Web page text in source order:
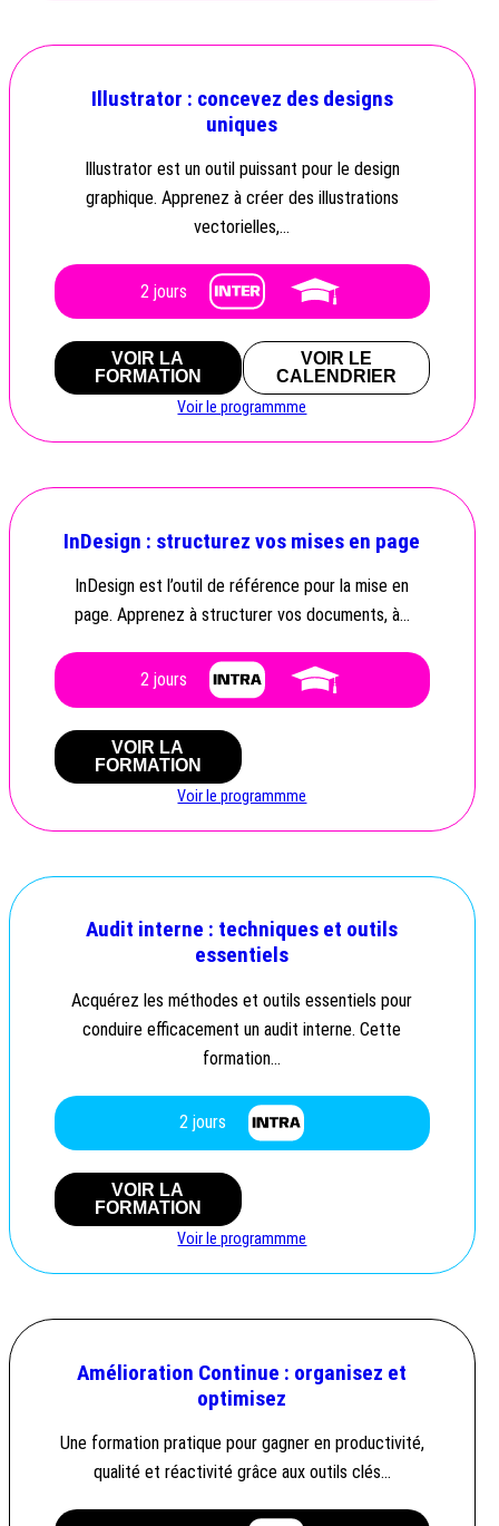
Illustrator : concevez des designs
uniques
Illustrator est un outil puissant pour le design
graphique. Apprenez à créer des illustrations
vectorielles,…
2 jours
VOIR LA
FORMATION
VOIR LE
CALENDRIER
Voir le programmme
InDesign : structurez vos mises en page
InDesign est l’outil de référence pour la mise en
page. Apprenez à structurer vos documents, à…
2 jours
VOIR LA
FORMATION
Voir le programmme
Audit interne : techniques et outils
essentiels
Acquérez les méthodes et outils essentiels pour
conduire efficacement un audit interne. Cette
formation…
2 jours
VOIR LA
FORMATION
Voir le programmme
Amélioration Continue : organisez et
optimisez
Une formation pratique pour gagner en productivité,
qualité et réactivité grâce aux outils clés…